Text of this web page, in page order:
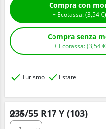
+ Ecotassa: (3,54€
+ Ecotassa: (3,54€
Turismo Estate
235/55 R17 Y (103)
Q.tà